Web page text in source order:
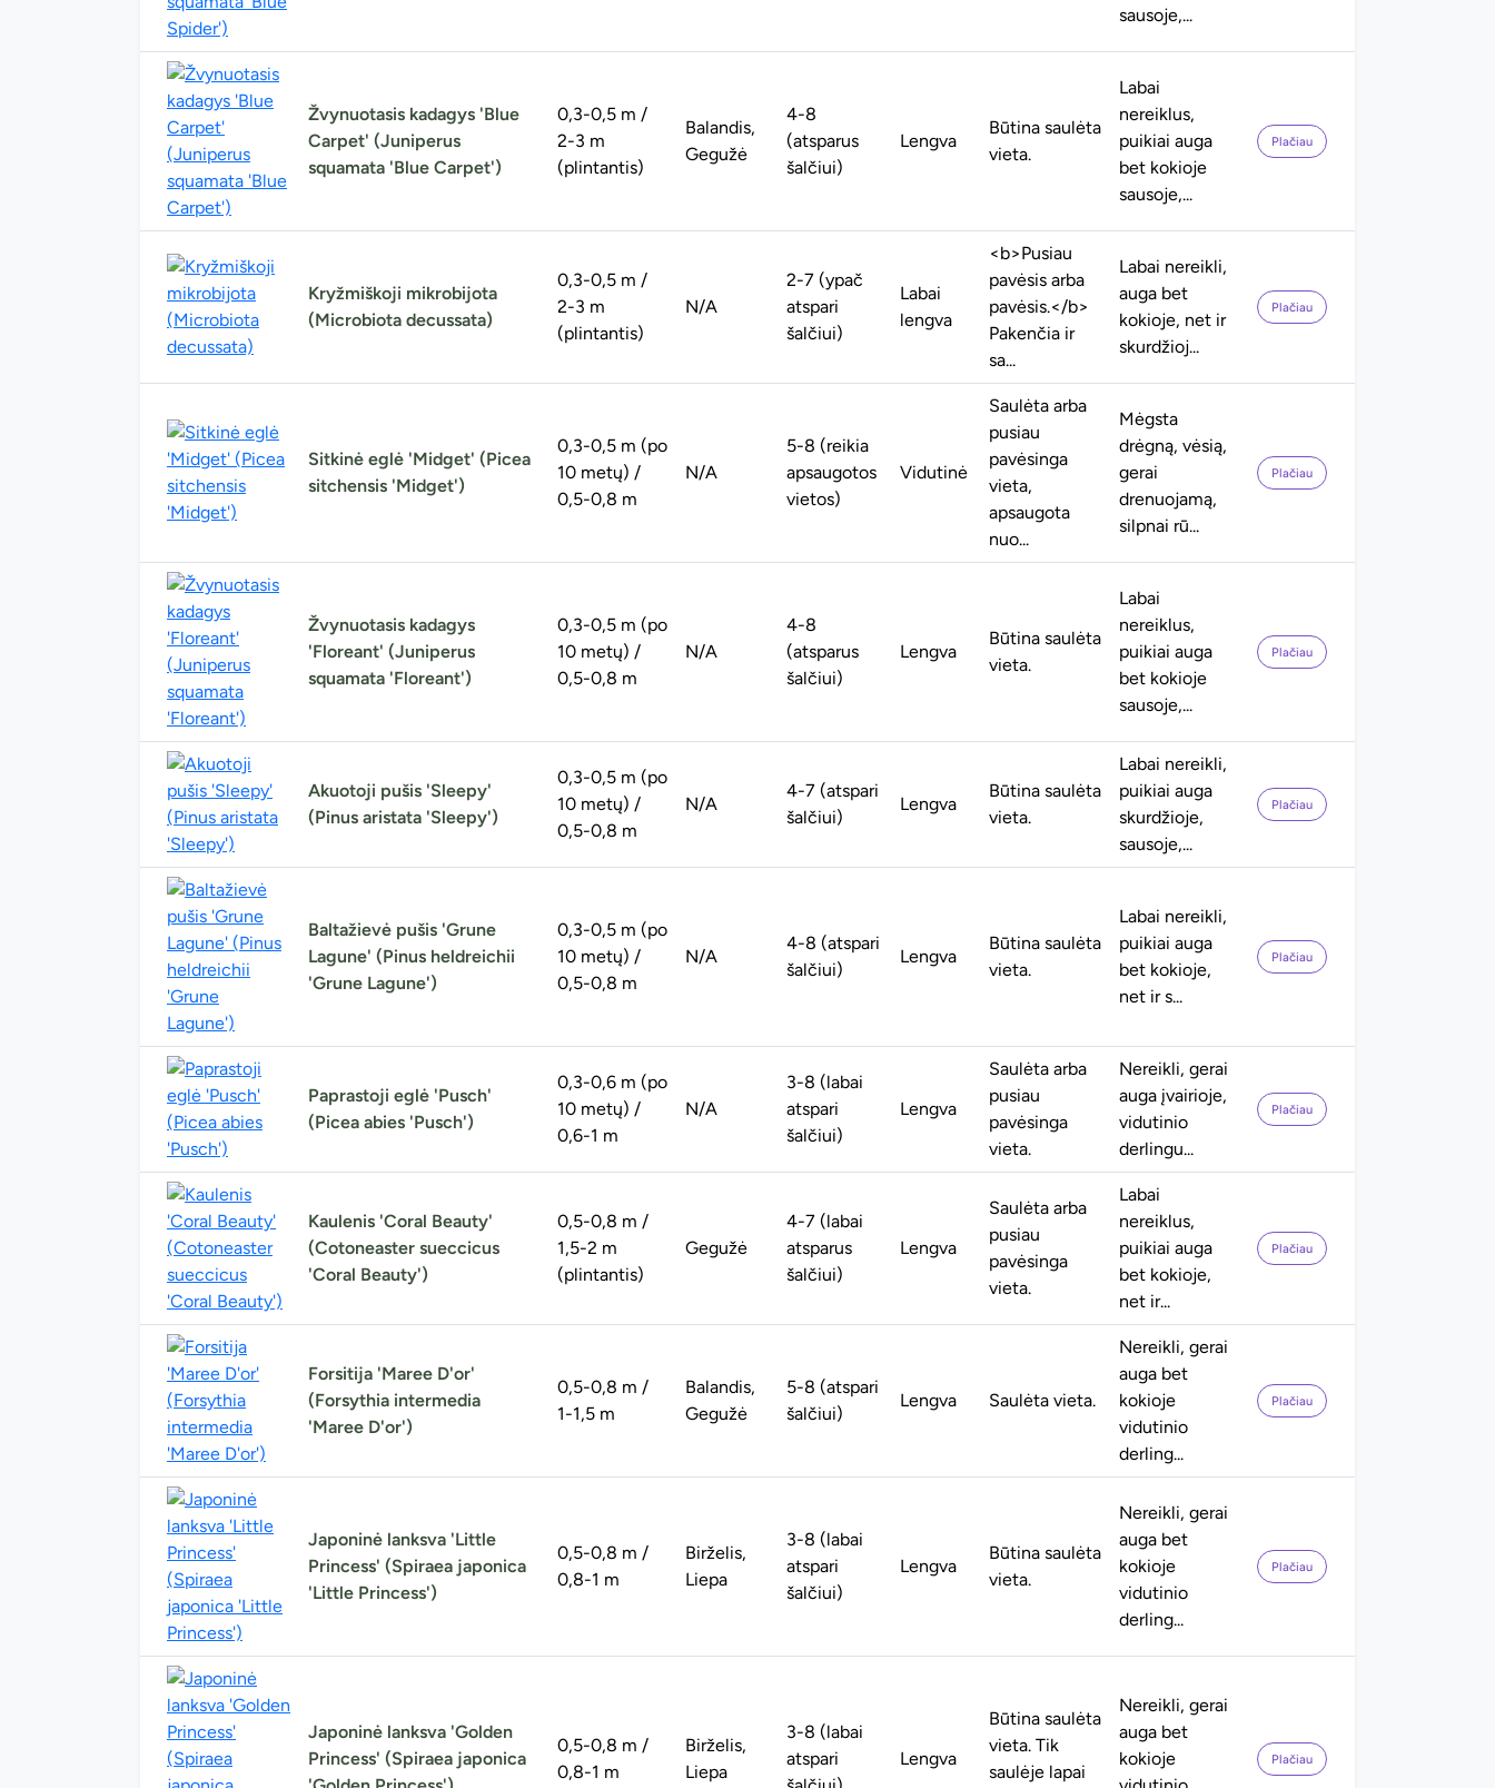
sausoje,...
Žvynuotasis kadagys 'Blue
Carpet' (Juniperus
squamata 'Blue Carpet')
0,3-0,5 m /
2-3 m
(plintantis)
Balandis,
Gegužė
4-8
(atsparus
šalčiui)
Lengva
Būtina saulėta
vieta.
Labai
nereiklus,
puikiai auga
bet kokioje
sausoje,...
Plačiau
Kryžmiškoji mikrobijota
(Microbiota decussata)
0,3-0,5 m /
2-3 m
(plintantis)
N/A
2-7 (ypač
atspari
šalčiui)
Labai
lengva
<b>Pusiau
pavėsis arba
pavėsis.</b>
Pakenčia ir
sa...
Labai nereikli,
auga bet
kokioje, net ir
skurdžioj...
Plačiau
Sitkinė eglė 'Midget' (Picea
sitchensis 'Midget')
0,3-0,5 m (po
10 metų) /
0,5-0,8 m
N/A
5-8 (reikia
apsaugotos
vietos)
Vidutinė
Saulėta arba
pusiau
pavėsinga
vieta,
apsaugota
nuo...
Mėgsta
drėgną, vėsią,
gerai
drenuojamą,
silpnai rū...
Plačiau
Žvynuotasis kadagys
'Floreant' (Juniperus
squamata 'Floreant')
0,3-0,5 m (po
10 metų) /
0,5-0,8 m
N/A
4-8
(atsparus
šalčiui)
Lengva
Būtina saulėta
vieta.
Labai
nereiklus,
puikiai auga
bet kokioje
sausoje,...
Plačiau
Akuotoji pušis 'Sleepy'
(Pinus aristata 'Sleepy')
0,3-0,5 m (po
10 metų) /
0,5-0,8 m
N/A
4-7 (atspari
šalčiui)
Lengva
Būtina saulėta
vieta.
Labai nereikli,
puikiai auga
skurdžioje,
sausoje,...
Plačiau
Baltažievė pušis 'Grune
Lagune' (Pinus heldreichii
'Grune Lagune')
0,3-0,5 m (po
10 metų) /
0,5-0,8 m
N/A
4-8 (atspari
šalčiui)
Lengva
Būtina saulėta
vieta.
Labai nereikli,
puikiai auga
bet kokioje,
net ir s...
Plačiau
Paprastoji eglė 'Pusch'
(Picea abies 'Pusch')
0,3-0,6 m (po
10 metų) /
0,6-1 m
N/A
3-8 (labai
atspari
šalčiui)
Lengva
Saulėta arba
pusiau
pavėsinga
vieta.
Nereikli, gerai
auga įvairioje,
vidutinio
derlingu...
Plačiau
Kaulenis 'Coral Beauty'
(Cotoneaster sueccicus
'Coral Beauty')
0,5-0,8 m /
1,5-2 m
(plintantis)
Gegužė
4-7 (labai
atsparus
šalčiui)
Lengva
Saulėta arba
pusiau
pavėsinga
vieta.
Labai
nereiklus,
puikiai auga
bet kokioje,
net ir...
Plačiau
Forsitija 'Maree D'or'
(Forsythia intermedia
'Maree D'or')
0,5-0,8 m /
1-1,5 m
Balandis,
Gegužė
5-8 (atspari
šalčiui)
Lengva Saulėta vieta.
Nereikli, gerai
auga bet
kokioje
vidutinio
derling...
Plačiau
Japoninė lanksva 'Little
Princess' (Spiraea japonica
'Little Princess')
0,5-0,8 m /
0,8-1 m
Birželis,
Liepa
3-8 (labai
atspari
šalčiui)
Lengva
Būtina saulėta
vieta.
Nereikli, gerai
auga bet
kokioje
vidutinio
derling...
Plačiau
Japoninė lanksva 'Golden
Princess' (Spiraea japonica
0,5-0,8 m /
0,8-1 m
Birželis,
Liepa
3-8 (labai
atspari
Lengva
Būtina saulėta
vieta. Tik
saulėje lapai
Nereikli, gerai
auga bet
kokioje
Plačiau